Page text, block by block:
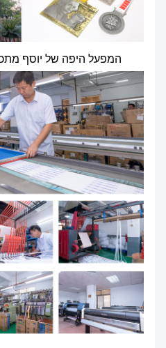
המפעל היפה של יוסף